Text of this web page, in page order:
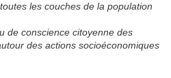
les couches de la population
de conscience citoyenne des
des actions socioéconomiques